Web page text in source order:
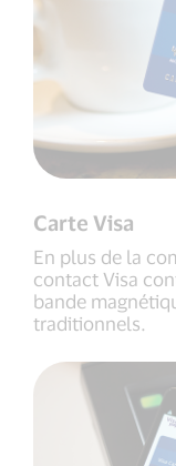
Carte Visa
En plus de la
contact Visa
bande
traditionnels.